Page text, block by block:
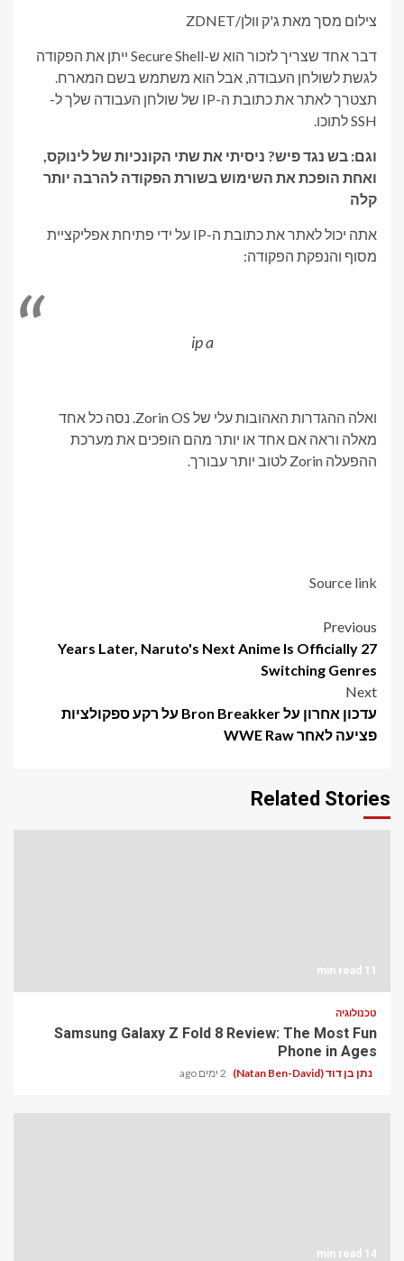
צילום מסך מאת ג'ק וולן/ZDNET
דבר אחד שצריך לזכור הוא ש-Secure Shell ייתן את הפקודה
לגשת לשולחן העבודה, אבל הוא משתמש בשם המארח.
תצטרך לאתר את כתובת ה-IP של שולחן העבודה שלך ל-
SSH לתוכו.
וגם: בש נגד פיש? ניסיתי את שתי הקונכיות של לינוקס,
ואחת הופכת את השימוש בשורת הפקודה להרבה יותר
קלה
אתה יכול לאתר את כתובת ה-IP על ידי פתיחת אפליקציית
מסוף והנפקת הפקודה:
ip a
ואלה ההגדרות האהובות עלי של Zorin OS. נסה כל אחד
מאלה וראה אם ​​אחד או יותר מהם הופכים את מערכת
ההפעלה Zorin לטוב יותר עבורך.
Source link
Post
navigation
Previous
27 Years Later, Naruto's Next Anime Is Officially
Switching Genres
Next
עדכון אחרון על Bron Breakker על רקע ספקולציות
פציעה לאחר WWE Raw
Related Stories
11 min read
טכנולוגיה
Samsung Galaxy Z Fold 8 Review: The Most Fun
Phone in Ages
נתן בן דוד (Natan Ben-David) 2 ימים ago
14 min read